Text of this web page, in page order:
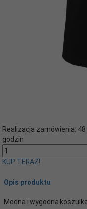
Realizacja zamówienia: 48
godzin
KUP TERAZ!
Opis produktu
Modna i wygodna